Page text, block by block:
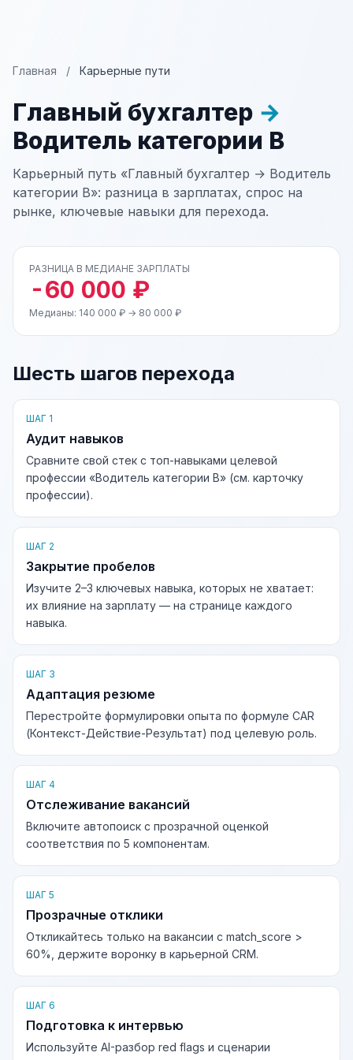
Главная / Карьерные пути
Главный бухгалтер →
Водитель категории В
Карьерный путь «Главный бухгалтер → Водитель
категории В»: разница в зарплатах, спрос на
рынке, ключевые навыки для перехода.
РАЗНИЦА В МЕДИАНЕ ЗАРПЛАТЫ
-60 000 ₽
Медианы: 140 000 ₽ → 80 000 ₽
Шесть шагов перехода
ШАГ 1
Аудит навыков
Сравните свой стек с топ-навыками целевой
профессии «Водитель категории В» (см. карточку
профессии).
ШАГ 2
Закрытие пробелов
Изучите 2–3 ключевых навыка, которых не хватает:
их влияние на зарплату — на странице каждого
навыка.
ШАГ 3
Адаптация резюме
Перестройте формулировки опыта по формуле CAR
(Контекст-Действие-Результат) под целевую роль.
ШАГ 4
Отслеживание вакансий
Включите автопоиск с прозрачной оценкой
соответствия по 5 компонентам.
ШАГ 5
Прозрачные отклики
Откликайтесь только на вакансии с match_score >
60%, держите воронку в карьерной CRM.
ШАГ 6
Подготовка к интервью
Используйте AI-разбор red flags и сценарии